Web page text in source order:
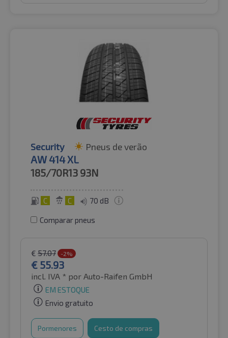
Security Pneus de verão
AW 414 XL
185/70R13 93N
C C 70 dB
Comparar pneus
€ 57.07 -2%
€ 55.93
incl. IVA * por Auto-Raifen GmbH
EM ESTOQUE
Envio gratuito
Pormenores Cesto de compras